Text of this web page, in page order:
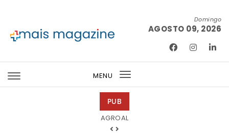
Domingo
AGOSTO 09, 2026
MENU
Toggle
PUB
AGROAL
Bondex